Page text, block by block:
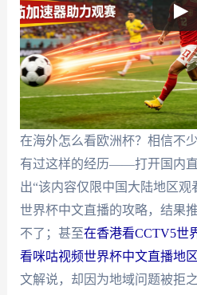
在海外怎么看欧洲杯？相信不
有过这样的经历——打开国内
出“该内容仅限中国大陆地区
世界杯中文直播的攻略，结果
不了；甚至在香港看CCTV5世
看咪咕视频世界杯中文直播地
文解说，却因为地域问题被拒